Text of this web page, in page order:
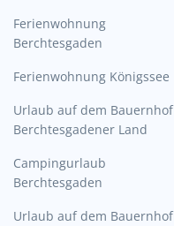
Ferienwohnung
Berchtesgaden
Ferienwohnung Königssee
Urlaub auf dem Bauernhof
Berchtesgadener Land
Campingurlaub
Berchtesgaden
Urlaub auf dem Bauernhof